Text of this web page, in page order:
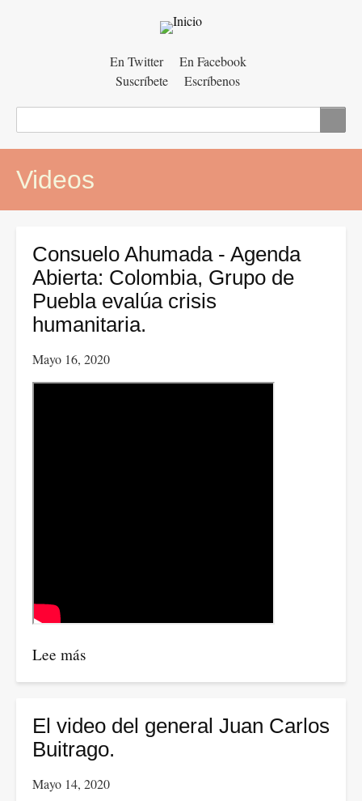
En Twitter
En Facebook
Suscríbete
Escríbenos
Videos
Consuelo Ahumada - Agenda
Abierta: Colombia, Grupo de
Puebla evalúa crisis
humanitaria.
Mayo 16, 2020
Lee más
Consuelo
-
Agenda
Abierta:
Colombia,
El video del general Juan Carlos
Buitrago.
Mayo 14, 2020